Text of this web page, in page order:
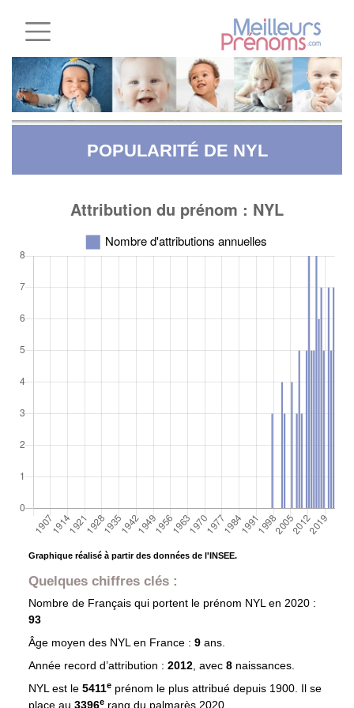
POPULARITÉ DE NYL
Graphique réalisé à partir des données de l'INSEE.
Quelques chiffres clés :
Nombre de Français qui portent le prénom NYLen 2020 :
93
Âge moyen des NYLen France : 9 ans.
Année record d’attribution : 2012, avec 8 naissances.
NYL est le 5411eprénom le plus attribué depuis 1900. Il se
place au 3396e rang du palmarès 2020.